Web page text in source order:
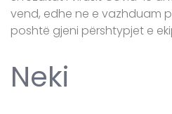
vend, edhe ne e vazhduam
poshtë gjeni përshtypjet e
Neki